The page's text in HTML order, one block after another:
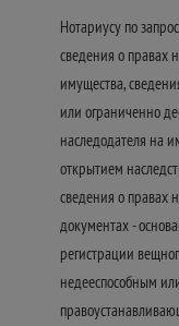
Нотариусу по
сведения о правах
имущества,
или ограниченно
наследодателя на
открытием
сведения о правах
документах -
регистрации
недееспособным